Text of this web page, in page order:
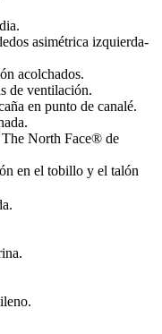
asimétrica izquierda-
acolchados.
de ventilación.
en punto de canalé.
North Face® de
en el tobillo y el talón